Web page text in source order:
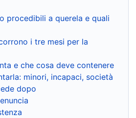
procedibili a querela e quali
i tre mesi per la
e che cosa deve contenere
minori, incapaci, società
dopo